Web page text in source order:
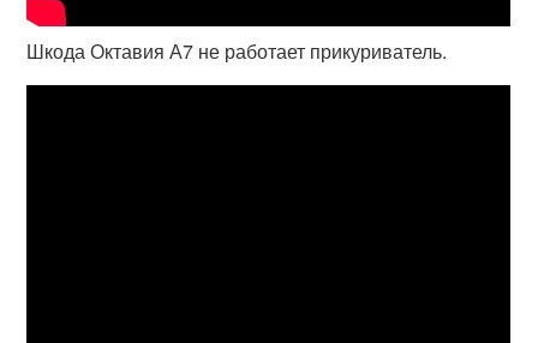
Шкода Октавия А7 не работает прикуриватель.